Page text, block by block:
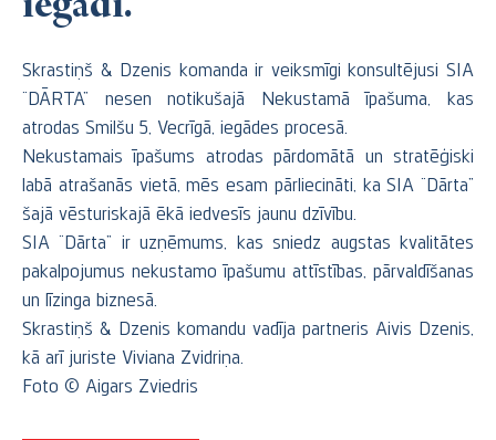
Skrastiņš & Dzenis komanda ir veiksmīgi konsultējusi SIA
“DĀRTA” nesen notikušajā Nekustamā īpašuma, kas
atrodas Smilšu 5, Vecrīgā, iegādes procesā.
Nekustamais īpašums atrodas pārdomātā un stratēģiski
labā atrašanās vietā, mēs esam pārliecināti, ka SIA “Dārta”
šajā vēsturiskajā ēkā iedvesīs jaunu dzīvību.
SIA “Dārta” ir uzņēmums, kas sniedz augstas kvalitātes
pakalpojumus nekustamo īpašumu attīstības, pārvaldīšanas
un līzinga biznesā.
Skrastiņš & Dzenis komandu vadīja partneris Aivis Dzenis,
kā arī juriste Viviana Zvidriņa.
Foto © Aigars Zviedris